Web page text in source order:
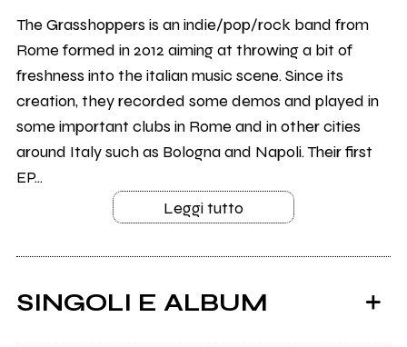
The Grasshoppers is an indie/pop/rock band from
Rome formed in 2012 aiming at throwing a bit of
freshness into the italian music scene. Since its
creation, they recorded some demos and played in
some important clubs in Rome and in other cities
around Italy such as Bologna and Napoli. Their first
EP...
Leggi tutto
SINGOLI E ALBUM